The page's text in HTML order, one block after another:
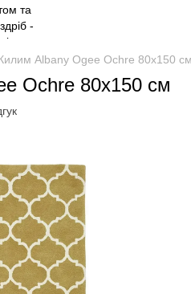
Albany Ogee Ochre 80x150
Ochre 80x150 см